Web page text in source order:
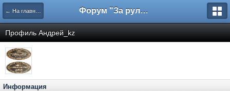
← На главную Форум "За рулем"
Профиль Андрей_kz
Информация